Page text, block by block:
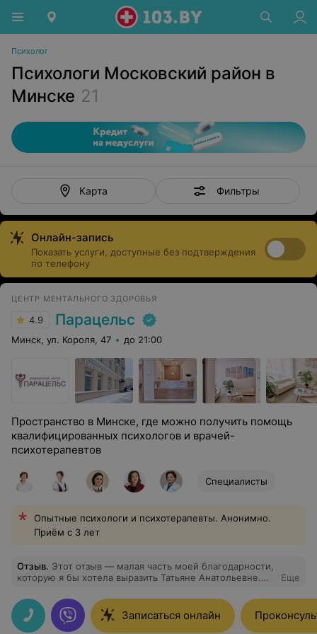
Психолог
Психологи Московский район в
Минске 21
Карта Фильтры
Онлайн-запись
Показать услуги, доступные без подтверждения
по телефону
ЦЕНТР МЕНТАЛЬНОГО ЗДОРОВЬЯ
4.9 Парацельс
Минск, ул. Короля, 47 до 21:00
Пространство в Минске, где можно получить помощь
квалифицированных психологов и врачей-
психотерапевтов
Специалисты
Опытные психологи и психотерапевты. Анонимно.
Приём с 3 лет
Отзыв. Этот отзыв — малая часть моей благодарности,
которую я бы хотела выразить Татьяне Анатольевне.
меня были проблемы в отношениях с едой,
навязчивые мысли, непринятие себя и многое другое.
Татьяна сотворила для меня настоящее чудо, потому
Еще
Записаться онлайн